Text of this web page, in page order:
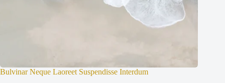
Bulvinar Neque Laoreet Suspendisse Interdum